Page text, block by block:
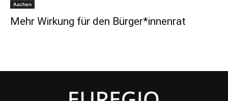
Aachen
Mehr Wirkung für den Bürger*innenrat